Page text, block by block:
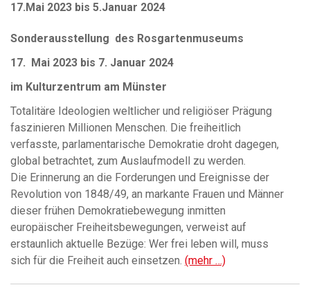
17.Mai 2023 bis 5.Januar 2024
Sonderausstellung des Rosgartenmuseums
17. Mai 2023 bis 7. Januar 2024
im Kulturzentrum am Münster
Totalitäre Ideologien weltlicher und religiöser Prägung
faszinieren Millionen Menschen. Die freiheitlich
verfasste, parlamentarische Demokratie droht dagegen,
global betrachtet, zum Auslaufmodell zu werden.
Die Erinnerung an die Forderungen und Ereignisse der
Revolution von 1848/49, an markante Frauen und Männer
dieser frühen Demokratiebewegung inmitten
europäischer Freiheitsbewegungen, verweist auf
erstaunlich aktuelle Bezüge: Wer frei leben will, muss
sich für die Freiheit auch einsetzen. (mehr …)